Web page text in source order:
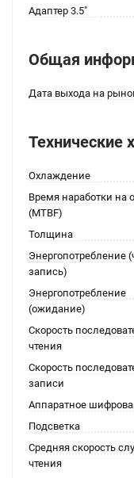
Адаптер 3.5"
Общая
Дата выхода на
Технические
Охлаждение
Время наработки на
(МТBF)
Толщина
Энергопотребление
запись)
Энергопотребление
(ожидание)
Скорость
чтения
Скорость
записи
Аппаратное
Подсветка
Средняя скорость
чтения